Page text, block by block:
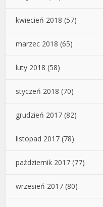
kwiecień 2018 (57)
marzec 2018 (65)
luty 2018 (58)
styczeń 2018 (70)
grudzień 2017 (82)
listopad 2017 (78)
październik 2017 (77)
wrzesień 2017 (80)